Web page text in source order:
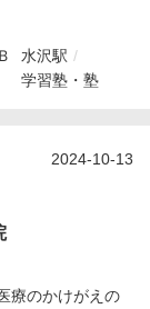
水沢駅
学習塾・塾
2024-10-13
療のかけがえの